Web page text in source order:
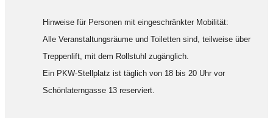
Hinweise für Personen mit eingeschränkter Mobilität:
Alle Veranstaltungsräume und Toiletten sind, teilweise über
Treppenlift, mit dem Rollstuhl zugänglich.
Ein PKW-Stellplatz ist täglich von 18 bis 20 Uhr vor
Schönlaterngasse 13 reserviert.